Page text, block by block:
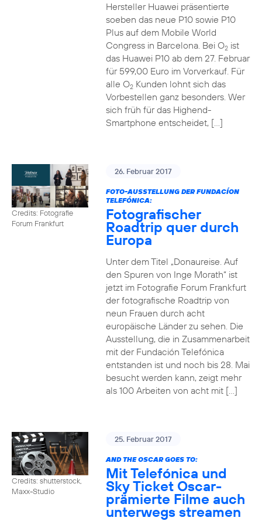
Hersteller Huawei präsentierte
soeben das neue P10 sowie P10
Plus auf dem Mobile World
Congress in Barcelona. Bei O2ist
das Huawei P10 ab dem 27. Februar
für 599,00 Euro im Vorverkauf. Für
alle O2Kunden lohnt sich das
Vorbestellen ganz besonders. Wer
sich früh für das Highend-
Smartphone entscheidet, […]
Credits: Fotografie
Forum Frankfurt
26. Februar 2017
FOTO-AUSSTELLUNG DER FUNDACÍON
TELEFÓNICA:
Fotografischer
Roadtrip quer durch
Europa
Unter dem Titel „Donaureise. Auf
den Spuren von Inge Morath“ ist
jetzt im Fotografie Forum Frankfurt
der fotografische Roadtrip von
neun Frauen durch acht
europäische Länder zu sehen. Die
Ausstellung, die in Zusammenarbeit
mit der Fundación Telefónica
entstanden ist und noch bis 28. Mai
besucht werden kann, zeigt mehr
als 100 Arbeiten von acht mit […]
Credits: shutterstock,
Maxx-Studio
25. Februar 2017
AND THE OSCAR GOES TO:
Mit Telefónica und
Sky Ticket Oscar-
prämierte Filme auch
unterwegs streamen